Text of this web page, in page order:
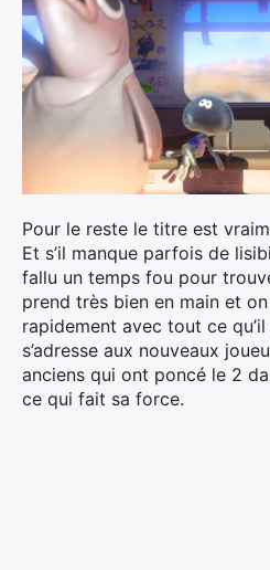
Pour le reste le titre est
Et s’il manque parfois de
fallu un temps fou pour
prend très bien en main et on
rapidement avec tout ce
s’adresse aux nouveaux
anciens qui ont poncé le 2
ce qui fait sa force.